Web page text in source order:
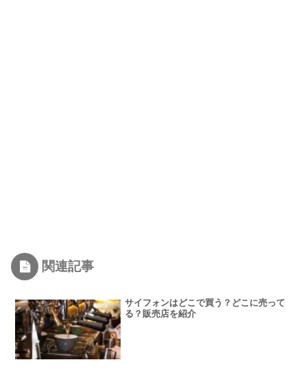
関連記事
サイフォンはどこで買う？どこに売って
る？販売店を紹介